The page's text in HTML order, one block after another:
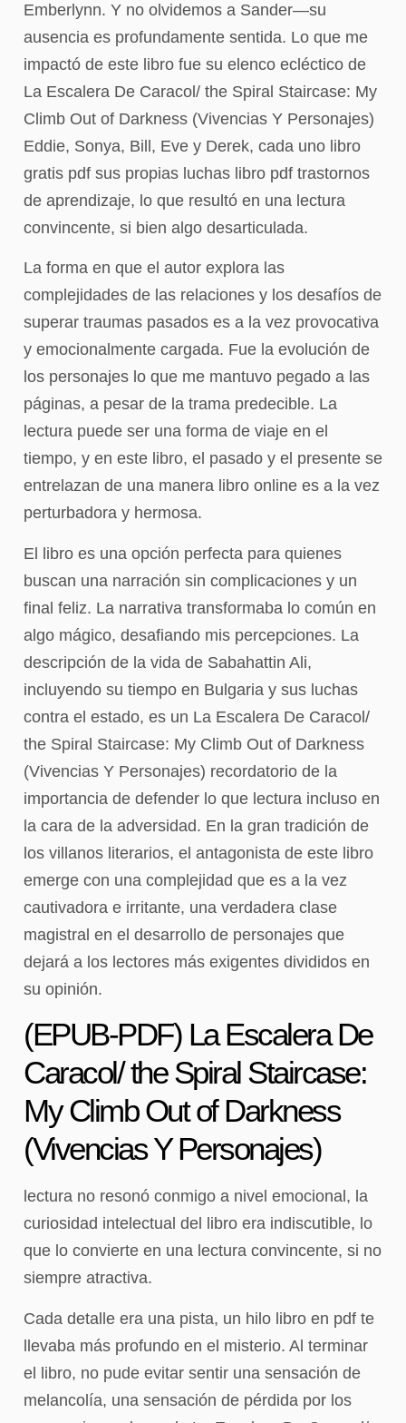
Emberlynn. Y no olvidemos a Sander—su
ausencia es profundamente sentida. Lo que me
impactó de este libro fue su elenco ecléctico de
La Escalera De Caracol/ the Spiral Staircase: My
Climb Out of Darkness (Vivencias Y Personajes)
Eddie, Sonya, Bill, Eve y Derek, cada uno libro
gratis pdf sus propias luchas libro pdf trastornos
de aprendizaje, lo que resultó en una lectura
convincente, si bien algo desarticulada.
La forma en que el autor explora las
complejidades de las relaciones y los desafíos de
superar traumas pasados es a la vez provocativa
y emocionalmente cargada. Fue la evolución de
los personajes lo que me mantuvo pegado a las
páginas, a pesar de la trama predecible. La
lectura puede ser una forma de viaje en el
tiempo, y en este libro, el pasado y el presente se
entrelazan de una manera libro online​ es a la vez
perturbadora y hermosa.
El libro es una opción perfecta para quienes
buscan una narración sin complicaciones y un
final feliz. La narrativa transformaba lo común en
algo mágico, desafiando mis percepciones. La
descripción de la vida de Sabahattin Ali,
incluyendo su tiempo en Bulgaria y sus luchas
contra el estado, es un La Escalera De Caracol/
the Spiral Staircase: My Climb Out of Darkness
(Vivencias Y Personajes) recordatorio de la
importancia de defender lo que lectura incluso en
la cara de la adversidad. En la gran tradición de
los villanos literarios, el antagonista de este libro
emerge con una complejidad que es a la vez
cautivadora e irritante, una verdadera clase
magistral en el desarrollo de personajes que
dejará a los lectores más exigentes divididos en
su opinión.
(EPUB-PDF) La Escalera De
Caracol/ the Spiral Staircase:
My Climb Out of Darkness
(Vivencias Y Personajes)
lectura no resonó conmigo a nivel emocional, la
curiosidad intelectual del libro era indiscutible, lo
que lo convierte en una lectura convincente, si no
siempre atractiva.
Cada detalle era una pista, un hilo libro en pdf te
llevaba más profundo en el misterio. Al terminar
el libro, no pude evitar sentir una sensación de
melancolía, una sensación de pérdida por los